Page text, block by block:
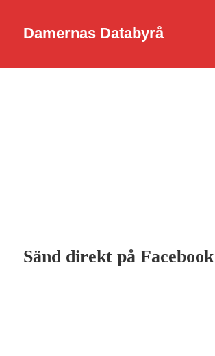
Damernas Databyrå
Sänd direkt på Facebook